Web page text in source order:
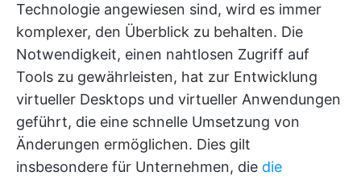
Technologie angewiesen sind, wird es immer
komplexer, den Überblick zu behalten. Die
Notwendigkeit, einen nahtlosen Zugriff auf
Tools zu gewährleisten, hat zur Entwicklung
virtueller Desktops und virtueller Anwendungen
geführt, die eine schnelle Umsetzung von
Änderungen ermöglichen. Dies gilt
insbesondere für Unternehmen, die die